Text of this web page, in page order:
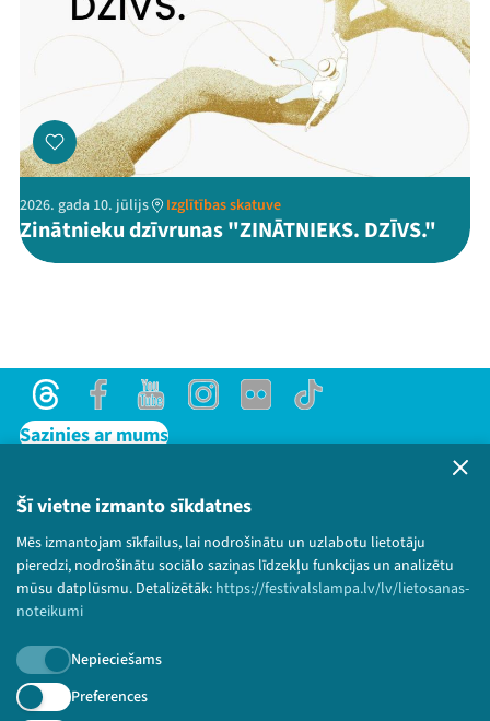
Šī vietne izmanto sīkdatnes
Mēs izmantojam sīkfailus, lai nodrošinātu un uzlabotu lietotāju
pieredzi, nodrošinātu sociālo saziņas līdzekļu funkcijas un analizētu
mūsu datplūsmu. Detalizētāk: https://festivalslampa.lv/lv/lietosanas-
noteikumi
Nepieciešams
Preferences
ThreadsFacebookYoutube
X Instagram
Flick TikTok
2026. gada 10. jūlijs Izglītības skatuve
Zinātnieku dzīvrunas "ZINĀTNIEKS. DZĪVS."
ThreadsFacebookYoutubeInstagram
Flick TikTok
Sazinies ar mums
Lietošanas noteikumi un sīkdatņu politika
Bērnu aizsardzības politika
© 2026 Sarunu festivāls LAMPA Visas tiesības
paturētas.
Piesakies jaunumiem!